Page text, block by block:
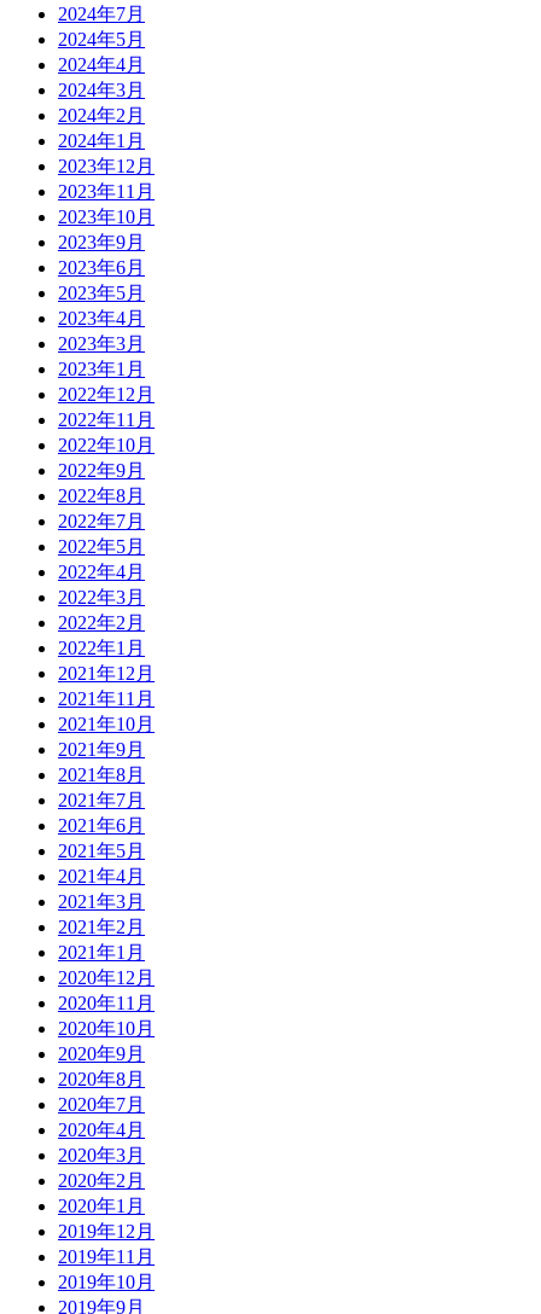
2024年7月
2024年5月
2024年4月
2024年3月
2024年2月
2024年1月
2023年12月
2023年11月
2023年10月
2023年9月
2023年6月
2023年5月
2023年4月
2023年3月
2023年1月
2022年12月
2022年11月
2022年10月
2022年9月
2022年8月
2022年7月
2022年5月
2022年4月
2022年3月
2022年2月
2022年1月
2021年12月
2021年11月
2021年10月
2021年9月
2021年8月
2021年7月
2021年6月
2021年5月
2021年4月
2021年3月
2021年2月
2021年1月
2020年12月
2020年11月
2020年10月
2020年9月
2020年8月
2020年7月
2020年4月
2020年3月
2020年2月
2020年1月
2019年12月
2019年11月
2019年10月
2019年9月